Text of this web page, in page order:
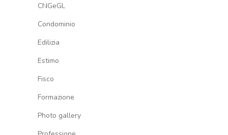
CNGeGL
Condominio
Edilizia
Estimo
Fisco
Formazione
Photo gallery